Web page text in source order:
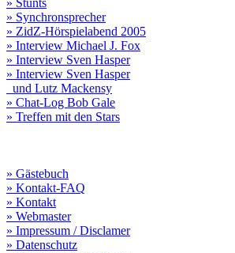
» Stunts
» Synchronsprecher
» ZidZ-Hörspielabend 2005
» Interview Michael J. Fox
» Interview Sven Hasper
» Interview Sven Hasper
und Lutz Mackensy
» Chat-Log Bob Gale
» Treffen mit den Stars
» Gästebuch
» Kontakt-FAQ
» Kontakt
» Webmaster
» Impressum / Disclamer
» Datenschutz